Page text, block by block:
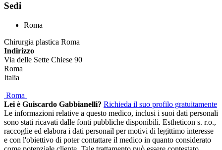
Sedi
Roma
Chirurgia plastica Roma
Indirizzo
Via delle Sette Chiese 90
Roma
Italia
Roma
Lei è Guiscardo Gabbianelli? Richieda il suo profilo gratuitamente
Le informazioni relative a questo medico, inclusi i suoi dati personali
sono stati ricavati dalle fonti pubbliche disponibili. Estheticon s. r.o.,
raccoglie ed elabora i dati personail per motivi di legittimo interesse
e con l'obiettivo di poter contattare il medico in quanto considerato